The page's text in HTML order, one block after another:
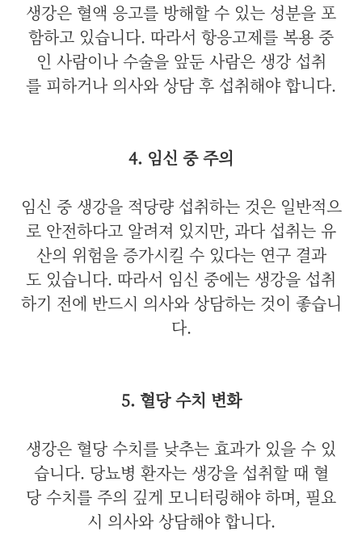
생강은 혈액 응고를 방해할 수 있는 성분을 포
함하고 있습니다. 따라서 항응고제를 복용 중
인 사람이나 수술을 앞둔 사람은 생강 섭취
를 피하거나 의사와 상담 후 섭취해야 합니다.
4. 임신 중 주의
임신 중 생강을 적당량 섭취하는 것은 일반적으
로 안전하다고 알려져 있지만, 과다 섭취는 유
산의 위험을 증가시킬 수 있다는 연구 결과
도 있습니다. 따라서 임신 중에는 생강을 섭취
하기 전에 반드시 의사와 상담하는 것이 좋습니
다.
5. 혈당 수치 변화
생강은 혈당 수치를 낮추는 효과가 있을 수 있
습니다. 당뇨병 환자는 생강을 섭취할 때 혈
당 수치를 주의 깊게 모니터링해야 하며, 필요
시 의사와 상담해야 합니다.